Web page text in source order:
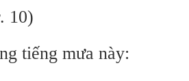
10)
tiếng mưa này: